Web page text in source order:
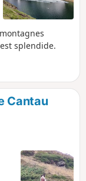
splendide.
Cantau